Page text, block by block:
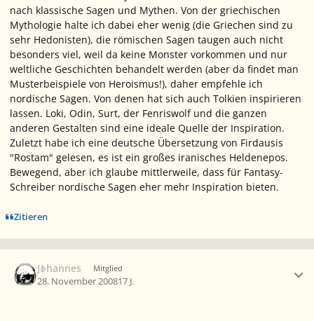
nach klassische Sagen und Mythen. Von der griechischen
Mythologie halte ich dabei eher wenig (die Griechen sind zu
sehr Hedonisten), die römischen Sagen taugen auch nicht
besonders viel, weil da keine Monster vorkommen und nur
weltliche Geschichten behandelt werden (aber da findet man
Musterbeispiele von Heroismus!), daher empfehle ich
nordische Sagen. Von denen hat sich auch Tolkien inspirieren
lassen. Loki, Odin, Surt, der Fenriswolf und die ganzen
anderen Gestalten sind eine ideale Quelle der Inspiration.
Zuletzt habe ich eine deutsche Übersetzung von Firdausis
"Rostam" gelesen, es ist ein großes iranisches Heldenepos.
Bewegend, aber ich glaube mittlerweile, dass für Fantasy-
Schreiber nordische Sagen eher mehr Inspiration bieten.
Zitieren
Johannes Mitglied
28. November 200817 J.